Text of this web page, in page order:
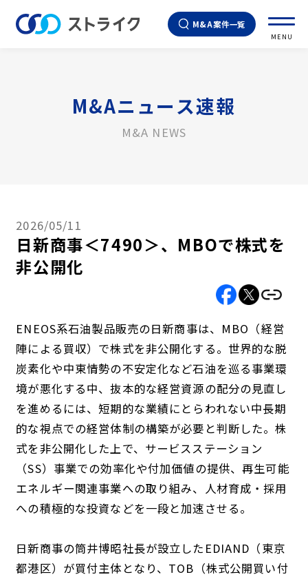
M&A案件一覧
MENU
M&Aニュース速報
M&A NEWS
2026/05/11
日新商事＜7490＞、MBOで株式を
非公開化
ENEOS系石油製品販売の日新商事は、MBO（経営
陣による買収）で株式を非公開化する。世界的な脱
炭素化や中東情勢の不安定化など石油を巡る事業環
境が悪化する中、抜本的な経営資源の配分の見直し
を進めるには、短期的な業績にとらわれない中長期
的な視点での経営体制の構築が必要と判断した。株
式を非公開化した上で、サービスステーション
（SS）事業での効率化や付加価値の提供、再生可能
エネルギー関連事業への取り組み、人材育成・採用
への積極的な投資などを一段と加速させる。
日新商事の筒井博昭社長が設立したEDIAND（東京
都港区）が買付主体となり、TOB（株式公開買い付